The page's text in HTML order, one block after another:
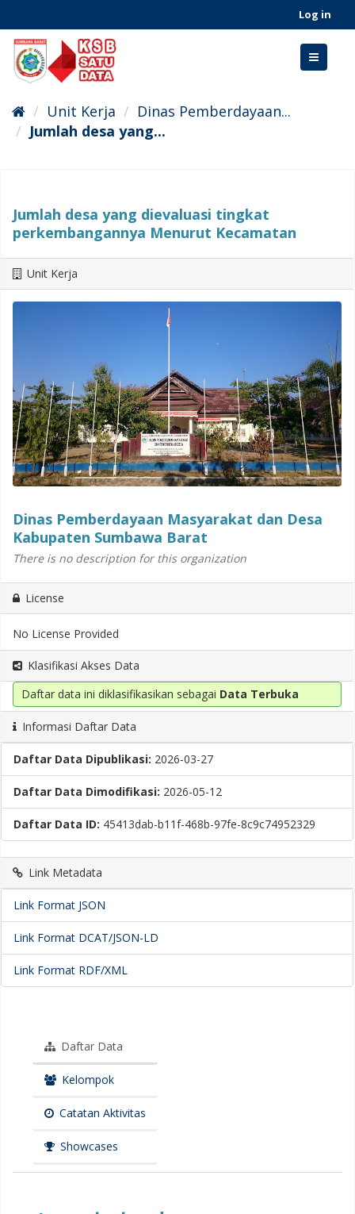
content
Log in
Toggle
Unit Kerja
Dinas Pemberdayaan...
Jumlah desa yang...
Jumlah desa yang dievaluasi tingkat
perkembangannya Menurut Kecamatan
Unit Kerja
Dinas Pemberdayaan Masyarakat dan Desa
Kabupaten Sumbawa Barat
There is no description for this organization
License
No License Provided
Klasifikasi Akses Data
Daftar data ini diklasifikasikan sebagai Data Terbuka
Informasi Daftar Data
Daftar Data Dipublikasi: 2026-03-27
Daftar Data Dimodifikasi: 2026-05-12
Daftar Data ID: 45413dab-b11f-468b-97fe-8c9c74952329
Link Metadata
Link Format JSON
Link Format DCAT/JSON-LD
Link Format RDF/XML
Daftar Data
Kelompok
Catatan Aktivitas
Showcases